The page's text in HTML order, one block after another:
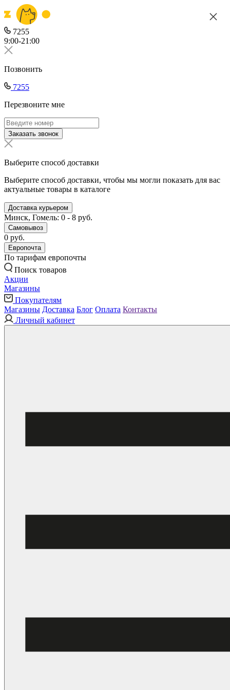
7255
9:00-21:00
Позвонить
7255
Перезвоните мне
Заказать звонок
Выберите способ доставки
Выберите способ доставки, чтобы мы могли показать для вас
актуальные товары в каталоге
Доставка курьером
Минск, Гомель: 0 - 8 руб.
Самовывоз
0 руб.
Европочта
По тарифам европочты
Поиск товаров
Акции
Магазины
Покупателям
Магазины Доставка Блог Оплата Контакты
Личный кабинет